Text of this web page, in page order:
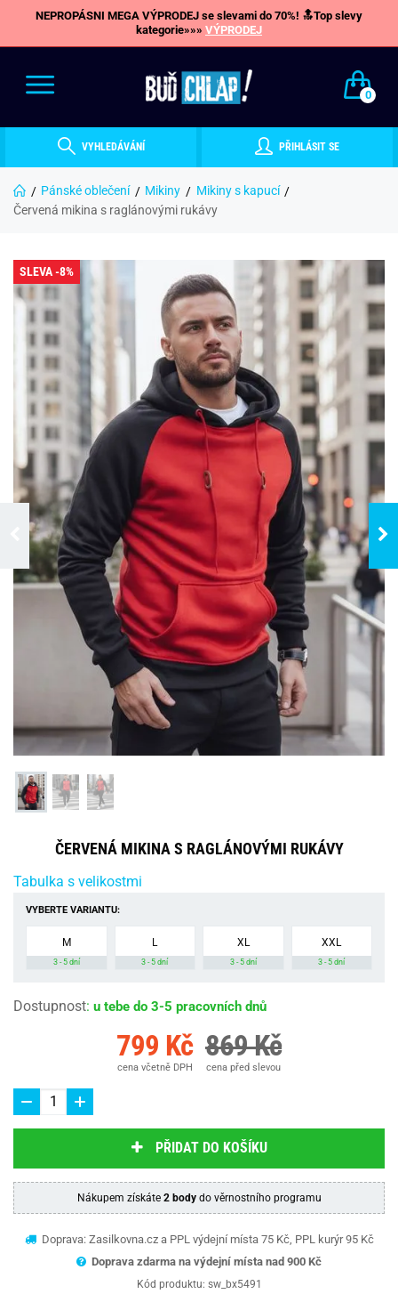
NEPROPÁSNI MEGA VÝPRODEJ se slevami do 70%! 🔝Top slevy
kategorie»»» VÝPRODEJ
0
VYHLEDÁVÁNÍ PŘIHLÁSIT SE
Pánské oblečení Mikiny
Mikiny s kapucí
Červená mikina s raglánovými rukávy
SLEVA -8%
ČERVENÁ MIKINA S RAGLÁNOVÝMI RUKÁVY
Tabulka s velikostmi
VYBERTE VARIANTU:
M
3 - 5 dní
L
3 - 5 dní
XL
3 - 5 dní
XXL
3 - 5 dní
Dostupnost: u tebe do 3-5 pracovních dnů
799 Kč
cena včetně DPH
869 Kč
cena před slevou
PŘIDAT DO KOŠÍKU
Nákupem získáte 2 bodydo věrnostního programu
Doprava: Zasilkovna.cz a PPL výdejní místa 75 Kč, PPL kurýr 95 Kč
Doprava zdarma na výdejní místa nad 900 Kč
Kód produktu: sw_bx5491